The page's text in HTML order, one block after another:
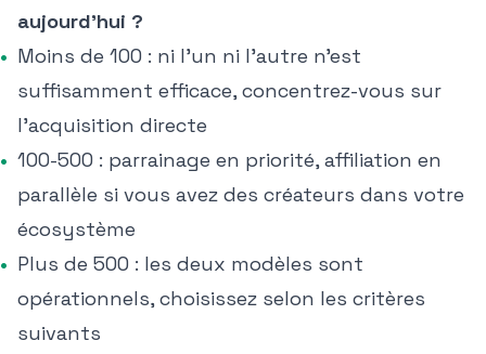
aujourd'hui ?
Moins de 100 : ni l'un ni l'autre n'est
suffisamment efficace, concentrez-vous sur
l'acquisition directe
100-500 : parrainage en priorité, affiliation en
parallèle si vous avez des créateurs dans votre
écosystème
Plus de 500 : les deux modèles sont
opérationnels, choisissez selon les critères
suivants